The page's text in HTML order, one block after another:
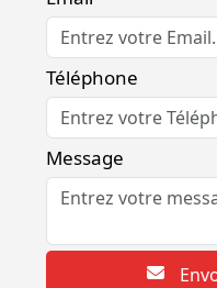
Téléphone
Message